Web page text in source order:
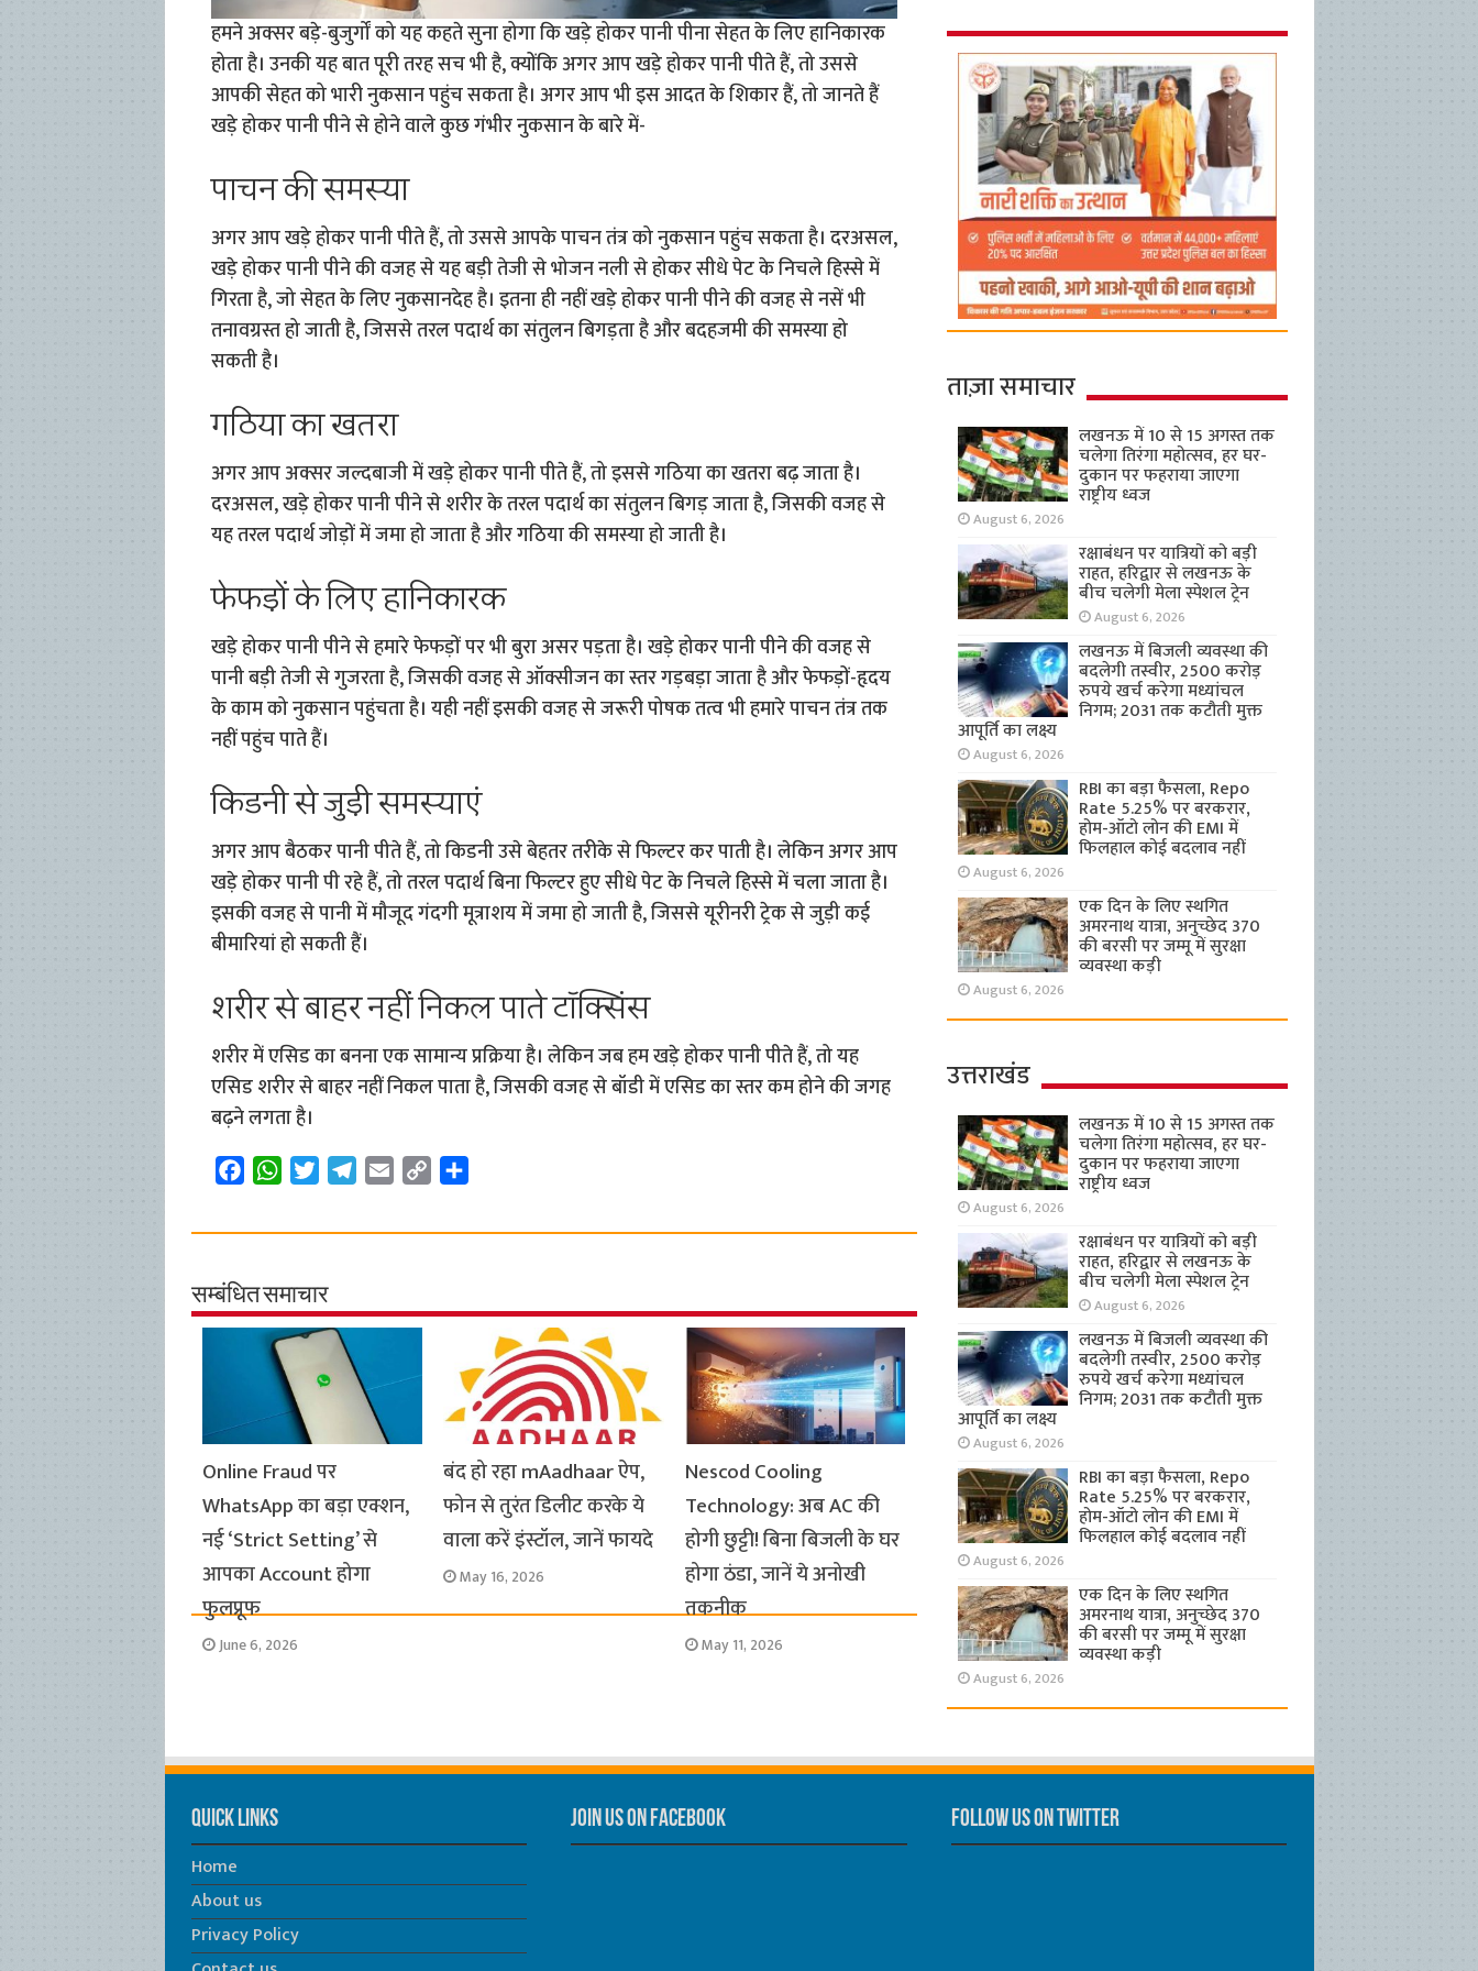
हमने अक्सर बड़े-बुजुर्गों को यह कहते सुना होगा कि खड़े होकर पानी पीना सेहत के लिए हानिकारक
होता है। उनकी यह बात पूरी तरह सच भी है, क्योंकि अगर आप खड़े होकर पानी पीते हैं, तो उससे
आपकी सेहत को भारी नुकसान पहुंच सकता है। अगर आप भी इस आदत के शिकार हैं, तो जानते हैं
खड़े होकर पानी पीने से होने वाले कुछ गंभीर नुकसान के बारे में-
पाचन की समस्या
अगर आप खड़े होकर पानी पीते हैं, तो उससे आपके पाचन तंत्र को नुकसान पहुंच सकता है। दरअसल,
खड़े होकर पानी पीने की वजह से यह बड़ी तेजी से भोजन नली से होकर सीधे पेट के निचले हिस्से में
गिरता है, जो सेहत के लिए नुकसानदेह है। इतना ही नहीं खड़े होकर पानी पीने की वजह से नसें भी
तनावग्रस्त हो जाती है, जिससे तरल पदार्थ का संतुलन बिगड़ता है और बदहजमी की समस्या हो
सकती है।
गठिया का खतरा
अगर आप अक्सर जल्दबाजी में खड़े होकर पानी पीते हैं, तो इससे गठिया का खतरा बढ़ जाता है।
दरअसल, खड़े होकर पानी पीने से शरीर के तरल पदार्थ का संतुलन बिगड़ जाता है, जिसकी वजह से
यह तरल पदार्थ जोड़ों में जमा हो जाता है और गठिया की समस्या हो जाती है।
फेफड़ों के लिए हानिकारक
खड़े होकर पानी पीने से हमारे फेफड़ों पर भी बुरा असर पड़ता है। खड़े होकर पानी पीने की वजह से
पानी बड़ी तेजी से गुजरता है, जिसकी वजह से ऑक्सीजन का स्तर गड़बड़ा जाता है और फेफड़ों-हृदय
के काम को नुकसान पहुंचता है। यही नहीं इसकी वजह से जरूरी पोषक तत्व भी हमारे पाचन तंत्र तक
नहीं पहुंच पाते हैं।
किडनी से जुड़ी समस्याएं
अगर आप बैठकर पानी पीते हैं, तो किडनी उसे बेहतर तरीके से फिल्टर कर पाती है। लेकिन अगर आप
खड़े होकर पानी पी रहे हैं, तो तरल पदार्थ बिना फिल्टर हुए सीधे पेट के निचले हिस्से में चला जाता है।
इसकी वजह से पानी में मौजूद गंदगी मूत्राशय में जमा हो जाती है, जिससे यूरीनरी ट्रेक से जुड़ी कई
बीमारियां हो सकती हैं।
शरीर से बाहर नहीं निकल पाते टॉक्सिंस
शरीर में एसिड का बनना एक सामान्य प्रक्रिया है। लेकिन जब हम खड़े होकर पानी पीते हैं, तो यह
एसिड शरीर से बाहर नहीं निकल पाता है, जिसकी वजह से बॉडी में एसिड का स्तर कम होने की जगह
बढ़ने लगता है।
F
c
b
o
W
a
s
A
p
p
T
i
t
e
r
T
l
r
m
E
a
C
p
i
S
a
सम्बंधित समाचार
Online Fraud पर
WhatsApp का बड़ा एक्शन,
नई ‘Strict Setting’ से
आपका Account होगा
फुलप्रूफ
June 6, 2026
बंद हो रहा mAadhaar ऐप,
फोन से तुरंत डिलीट करके ये
वाला करें इंस्टॉल, जानें फायदे
May 16, 2026
Nescod Cooling
Technology: अब AC की
होगी छुट्टी! बिना बिजली के घर
होगा ठंडा, जानें ये अनोखी
तकनीक
May 11, 2026
ताज़ा समाचार
लखनऊ में 10 से 15 अगस्त तक
चलेगा तिरंगा महोत्सव, हर घर-
दुकान पर फहराया जाएगा
राष्ट्रीय ध्वज
August 6, 2026
रक्षाबंधन पर यात्रियों को बड़ी
राहत, हरिद्वार से लखनऊ के
बीच चलेगी मेला स्पेशल ट्रेन
August 6, 2026
लखनऊ में बिजली व्यवस्था की
बदलेगी तस्वीर, 2500 करोड़
रुपये खर्च करेगा मध्यांचल
निगम; 2031 तक कटौती मुक्त
आपूर्ति का लक्ष्य
August 6, 2026
RBI का बड़ा फैसला, Repo
Rate 5.25% पर बरकरार,
होम-ऑटो लोन की EMI में
फिलहाल कोई बदलाव नहीं
August 6, 2026
एक दिन के लिए स्थगित
अमरनाथ यात्रा, अनुच्छेद 370
की बरसी पर जम्मू में सुरक्षा
व्यवस्था कड़ी
August 6, 2026
उत्तराखंड
लखनऊ में 10 से 15 अगस्त तक
चलेगा तिरंगा महोत्सव, हर घर-
दुकान पर फहराया जाएगा
राष्ट्रीय ध्वज
August 6, 2026
रक्षाबंधन पर यात्रियों को बड़ी
राहत, हरिद्वार से लखनऊ के
बीच चलेगी मेला स्पेशल ट्रेन
August 6, 2026
लखनऊ में बिजली व्यवस्था की
बदलेगी तस्वीर, 2500 करोड़
रुपये खर्च करेगा मध्यांचल
निगम; 2031 तक कटौती मुक्त
आपूर्ति का लक्ष्य
August 6, 2026
RBI का बड़ा फैसला, Repo
Rate 5.25% पर बरकरार,
होम-ऑटो लोन की EMI में
फिलहाल कोई बदलाव नहीं
August 6, 2026
एक दिन के लिए स्थगित
अमरनाथ यात्रा, अनुच्छेद 370
की बरसी पर जम्मू में सुरक्षा
व्यवस्था कड़ी
August 6, 2026
Quick Links
Home
About us
Privacy Policy
Join us on Facebook Follow us on Twitter